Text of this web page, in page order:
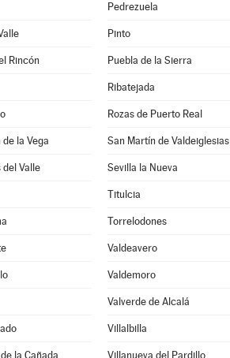
Pedrezuela
Pinto
Rincón Puebla de la Sierra
Ribatejada
Rozas de Puerto Real
la Vega San Martín de Valdeiglesias
Valle Sevilla la Nueva
Titulcia
Torrelodones
Valdeavero
Valdemoro
Valverde de Alcalá
Villalbilla
la Cañada Villanueva del Pardillo